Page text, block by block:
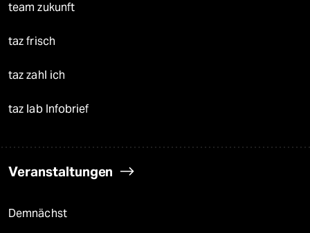
team zukunft
taz frisch
taz zahl ich
taz lab Infobrief
Veranstaltungen
Demnächst